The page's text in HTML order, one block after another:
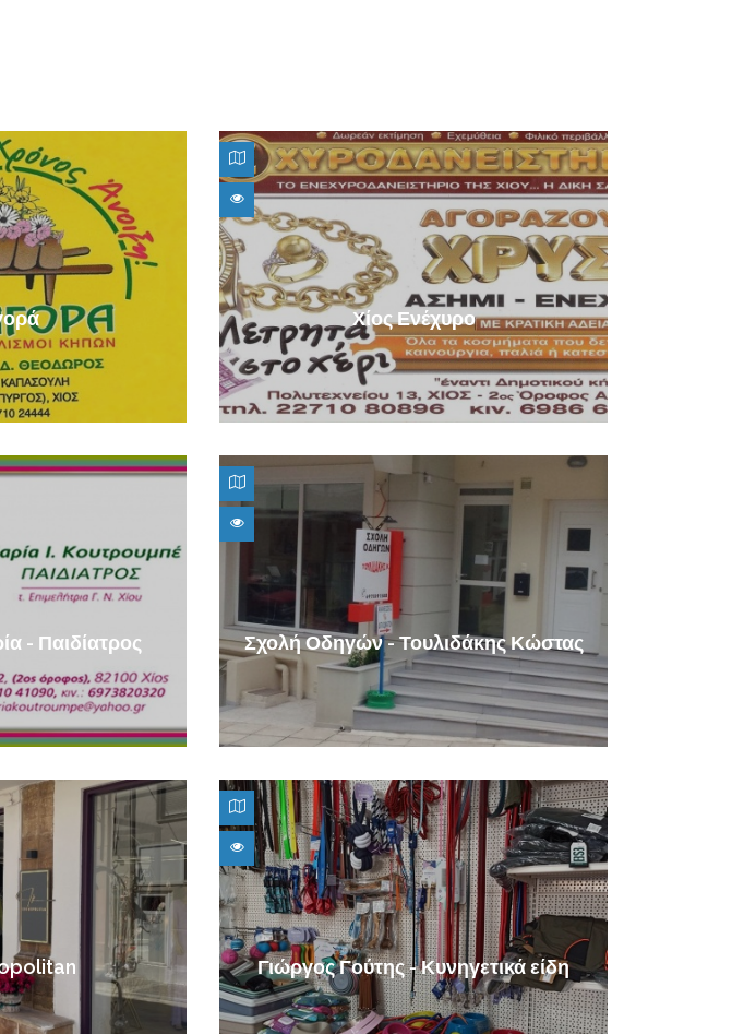
Χίος Ενέχυρο
- Παιδίατρος Σχολή Οδηγών - Τουλιδάκης Κώστας
Γιώργος Γούτης - Κυνηγετικά είδη